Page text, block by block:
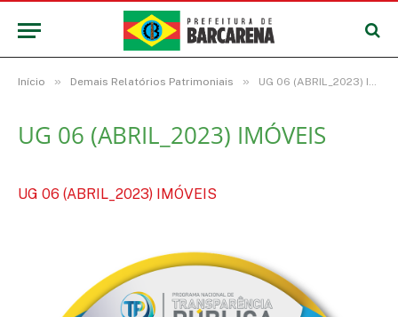
Início » Demais Relatórios Patrimoniais » UG 06 (ABRIL_2023) IMÓVEIS
UG 06 (ABRIL_2023) IMÓVEIS
UG 06 (ABRIL_2023) IMÓVEIS